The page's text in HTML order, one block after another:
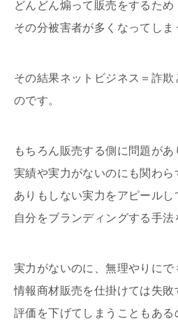
どんどん煽って販売をするため
その分被害者が多くなってしま
その結果ネットビジネス＝詐欺
のです。
もちろん販売する側に問題があ
実績や実力がないのにも関わら
ありもしない実力をアピールし
自分をブランディングする手法
実力がないのに、無理やりにで
情報商材販売を仕掛けては失敗
評価を下げてしまうこともある